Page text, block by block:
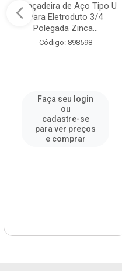
Abraçadeira de Aço Tipo U
Para Eletroduto 3/4
Polegada Zinca...
Código: 898598
Faça seu login
ou
cadastre-se
para ver preços
e comprar